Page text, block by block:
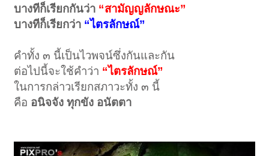
บางทีก็เรียกกันว่า “สามัญญลักษณะ”
บางทีก็เรียกว่า “ไตรลักษณ์”
คำทั้ง ๓ นี้เป็นไวพจน์ซึ่งกันและกัน
ต่อไปนี้จะใช้คำว่า “ไตรลักษณ์”
ในการกล่าวเรียกสภาวะทั้ง ๓ นี้
คือ อนิจจัง ทุกขัง อนัตตา